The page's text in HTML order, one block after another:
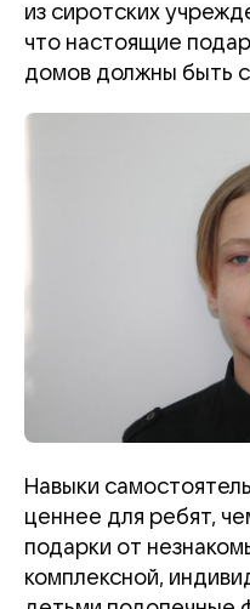
из сиротских
что настоящие
домов должны быть
Навыки
ценнее для ребят,
подарки от
комплексной,